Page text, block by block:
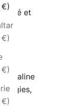
(EUR €)
(EUR €)
(EUR €)
(EUR €)
et
la